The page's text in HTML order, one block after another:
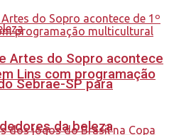
Sebrae-SP para
da beleza
Artes do Sopro acontece
Lins com programação